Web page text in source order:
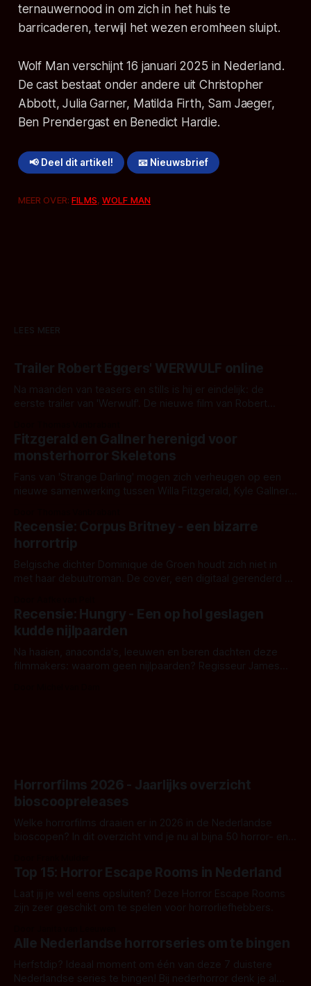
ternauwernood in om zich in het huis te
barricaderen, terwijl het wezen eromheen sluipt.
Wolf Man verschijnt 16 januari 2025 in Nederland.
De cast bestaat onder andere uit Christopher
Abbott, Julia Garner, Matilda Firth, Sam Jaeger,
Ben Prendergast en Benedict Hardie.
📢 Deel dit artikel! 📧 Nieuwsbrief
MEER OVER:FILMS,WOLF MAN
LEES MEER
Trailer Robert Eggers' WERWULF online
Na maanden van teasers en stills is hij er eindelijk: de
eerste trailer van 'Werwulf'. De nieuwe film van Robert
kille stijl vol folklore en mythe. Het topic deze keer is (kon
het het al raden?)... de weerwolf. Kijk je mee?
Fitzgerald en Gallner herenigd voor
monsterhorror Skeletons
Fans van 'Strange Darling' mogen zich verheugen op een
nieuwe samenwerking tussen Willa Fitzgerald, Kyle Gallner
'Skeletons', een nieuwe creature feature waarvoor de
opnames zijn gestart in Australië.
Recensie: Corpus Britney - een bizarre
horrortrip
Belgische dichter Dominique de Groen houdt zich niet in
met haar debuutroman. De cover, een digitaal gerenderd en
achtergrond, belooft iets kleurrijks maar onheilspellends,
iets ongrijpbaars. En dat maakt De Groen met ieder woord
waar.
Recensie: Hungry - Een op hol geslagen
kudde nijlpaarden
Na haaien, anaconda's, leeuwen en beren dachten deze
filmmakers: waarom geen nijlpaarden? Regisseur James
Horrorfilms 2026 - Jaarlijks overzicht
bioscoopreleases
Welke horrorfilms draaien er in 2026 in de Nederlandse
bioscopen? In dit overzicht vind je nu al bijna 50 horror- en
Top 15: Horror Escape Rooms in Nederland
Laat jij je wel eens opsluiten? Deze Horror Escape Rooms
zijn zeer geschikt om te spelen voor horrorliefhebbers.
Alle Nederlandse horrorseries om te bingen
Herfstdip? Ideaal moment om één van deze 7 duistere
Nederlandse series te bingen! Bij nederhorror denk je al